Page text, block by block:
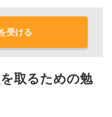
受ける
取るための勉